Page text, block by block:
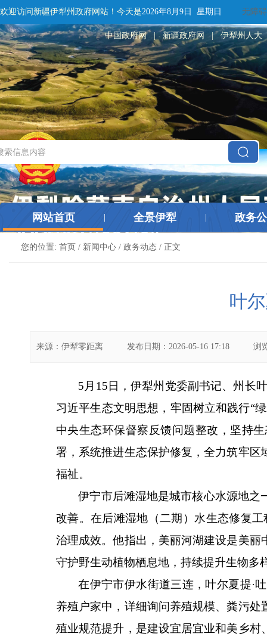
欢迎访问新疆伊犁州政府网站！ 今天是2026年8月9日 星期日 无障碍
中国政府网 | 新疆政府网 | 伊犁州人大
网站首页 全景伊犁 政务
您的位置: 首页 / 新闻中心 / 政务动态 / 正文
叶
来源： 伊犁零距离 发布日期： 2026-05-16 17:18 浏
5月15日，伊犁州党委副书记、州长
习近平生态文明思想，牢固树立和践行“
中央生态环保督察反馈问题整改，坚持
署，系统推进生态保护修复，全力筑牢
福祉。
伊宁市后滩湿地是城市核心水源地之
改善。在后滩湿地（二期）水生态修复
治理成效。他指出，美丽河湖建设是美
守护野生动植物栖息地，持续提升生物多
在伊宁市伊水街道三连，叶尔夏提·
养殖户家中，详细询问养殖规模、粪污
殖业规范提升，是建设宜居宜业和美乡